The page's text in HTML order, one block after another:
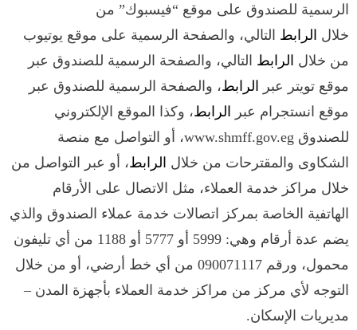
الرسمية للصندوق على موقع “فيسبوك” من
خلال الرابط التالي، والصفحة الرسمية على موقع يوتيوب
من خلال الرابط التالي، والصفحة الرسمية للصندوق عبر
موقع تويتر عبر الرابط، والصفحة الرسمية للصندوق عبر
موقع انستجرام عبر الرابط، وكذا الموقع الإلكتروني
للصندوق www.shmff.gov.eg، أو التواصل مع منصة
الشكاوى والمقترحات من خلال الرابط، أو عبر التواصل من
خلال مراكز خدمة العملاء، مثل الاتصال على الأرقام
الهاتفية الخاصة بمركز اتصالات خدمة عملاء الصندوق والذي
يضم عدة أرقام وهي: 5999 أو 5777 أو 1188 من أي تليفون
محمول، ورقم 090071117 من أي خط أرضي، أو من خلال
التوجه لأي مركز من مراكز خدمة العملاء بأجهزة المدن –
مديريات الإسكان.